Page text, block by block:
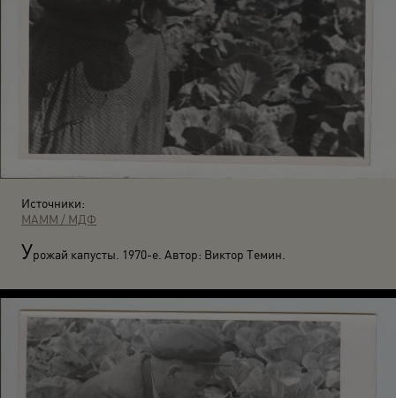
Источники:
МАММ / МДФ
Урожай капусты. 1970-е. Автор: Виктор Темин.